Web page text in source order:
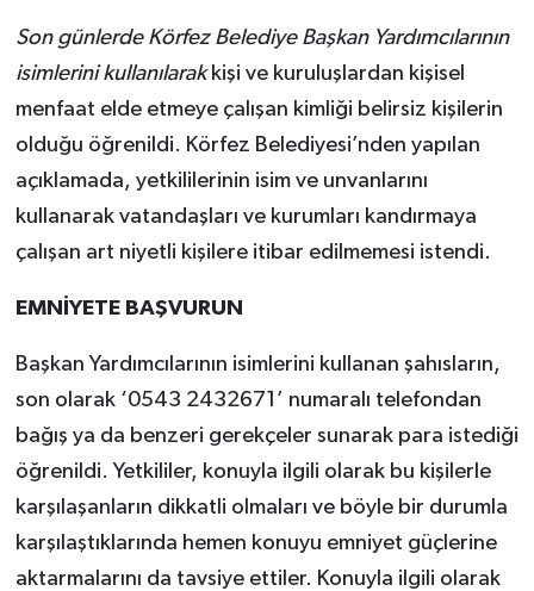
Son günlerde Körfez Belediye Başkan Yardımcılarının
isimlerini kullanılarak kişi ve kuruluşlardan kişisel
menfaat elde etmeye çalışan kimliği belirsiz kişilerin
olduğu öğrenildi. Körfez Belediyesi’nden yapılan
açıklamada, yetkililerinin isim ve unvanlarını
kullanarak vatandaşları ve kurumları kandırmaya
çalışan art niyetli kişilere itibar edilmemesi istendi.
EMNİYETE BAŞVURUN
Başkan Yardımcılarının isimlerini kullanan şahısların,
son olarak ‘0543 2432671’ numaralı telefondan
bağış ya da benzeri gerekçeler sunarak para istediği
öğrenildi. Yetkililer, konuyla ilgili olarak bu kişilerle
karşılaşanların dikkatli olmaları ve böyle bir durumla
karşılaştıklarında hemen konuyu emniyet güçlerine
aktarmalarını da tavsiye ettiler. Konuyla ilgili olarak